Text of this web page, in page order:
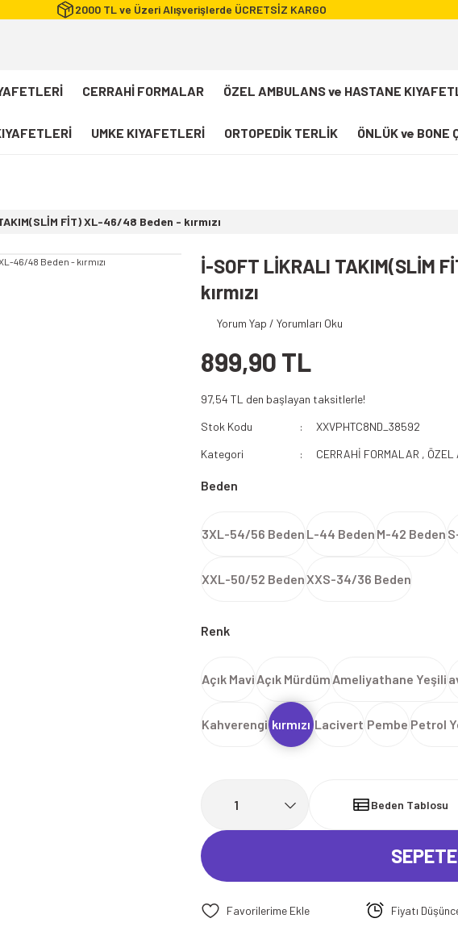
2000 TL ve Üzeri Alışverişlerde ÜCRETSİZ KARGO
CERRAHİ FORMALAR ÖZEL AMBULANS ve HASTANE
UMKE KIYAFETLERİ ORTOPEDİK TERLİK ÖNLÜK ve BONE
Paramedik T-shirt
112 Acil Sağlık Pantolon
112 Paramedik Yelek
Beyaz Önlük
Paramedik Swit
FİT) XL-46/48 Beden - kırmızı
İ-SOFT LİKRALI TAKIM(SLİM
kırmızı
Yorum Yap / Yorumları Oku
899,90 TL
97,54 TL den başlayan taksitlerle!
Stok Kodu
XXVPHTC8ND_38592
Kategori
CERRAHİ FORMALAR , ÖZEL
Beden
3XL-54/56 Beden L-44 Beden M-42 Beden
XXL-50/52 BedenXXS-34/36 Beden
Renk
Açık Mavi Açık Mürdüm Ameliyathane Yeşili
Kahverengi kırmızı Lacivert Pembe Petrol
Beden Tablosu
Fiyatı